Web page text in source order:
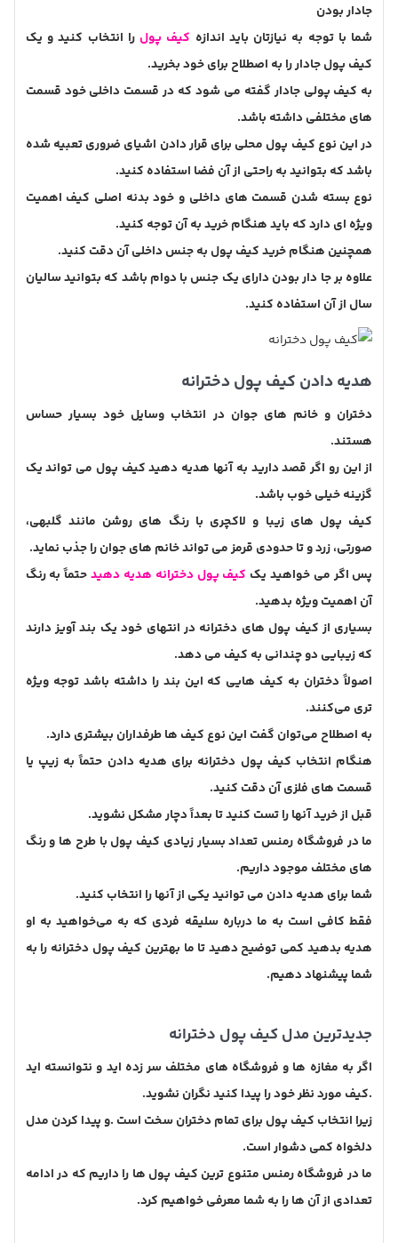
جادار بودن
شما با توجه به نیازتان باید اندازه کیف پول را انتخاب کنید و یک
کیف پول جادار را به اصطلاح برای خود بخرید.
به کیف پولی جادار گفته می شود که در قسمت داخلی خود قسمت
های مختلفی داشته باشد.
در این نوع کیف پول محلی برای قرار دادن اشیای ضروری تعبیه شده
باشد که بتوانید به راحتی از آن فضا استفاده کنید.
نوع بسته شدن قسمت های داخلی و خود بدنه اصلی کیف اهمیت
ویژه ای دارد که باید هنگام خرید به آن توجه کنید.
همچنین هنگام خرید کیف پول به جنس داخلی آن دقت کنید.
علاوه بر جا دار بودن دارای یک جنس با دوام باشد که بتوانید سالیان
سال از آن استفاده کنید.
هدیه دادن کیف پول دخترانه
دختران و خانم های جوان در انتخاب وسایل خود بسیار حساس
هستند.
از این رو اگر قصد دارید به آنها هدیه دهید کیف پول می تواند یک
گزینه خیلی خوب باشد‌.
کیف پول های زیبا و لاکچری با رنگ های روشن مانند گلبهی،
صورتی، زرد و تا حدودی قرمز می تواند خانم های جوان را جذب نماید.
پس اگر می خواهید یک کیف پول دخترانه هدیه دهیدحتماً به رنگ
آن اهمیت ویژه بدهید.
بسیاری از کیف پول های دخترانه در انتهای خود یک بند آویز دارند
که زیبایی دو چندانی به کیف می دهد.
اصولاً دختران به کیف هایی که این بند را داشته باشد توجه ویژه
تری می‌کنند.
به اصطلاح می‌توان گفت این نوع کیف ها طرفداران بیشتری دارد.
هنگام انتخاب کیف پول دخترانه برای هدیه دادن حتماً به زیپ یا
قسمت های فلزی آن دقت کنید.
قبل از خرید آنها را تست کنید تا بعداً دچار مشکل نشوید.
ما در فروشگاه رمنس تعداد بسیار زیادی کیف پول با طرح ها و رنگ
های مختلف موجود داریم.
شما برای هدیه دادن می توانید یکی از آنها را انتخاب کنید.
فقط کافی است به ما درباره سلیقه فردی که به می‌خواهید به او
هدیه بدهید کمی توضیح دهید تا ما بهترین کیف پول دخترانه را به
شما پیشنهاد دهیم.
جدیدترین مدل کیف پول دخترانه
اگر به مغازه ها و فروشگاه های مختلف سر زده اید و نتوانسته اید
.کیف مورد نظر خود را پیدا کنید نگران نشوید.
زیرا انتخاب کیف پول برای تمام دختران سخت است .و پیدا کردن مدل
دلخواه کمی دشوار است.
ما در فروشگاه رمنس متنوع ترین کیف پول ها را داریم که در ادامه
تعدادی از آن ها را به شما معرفی خواهیم کرد.